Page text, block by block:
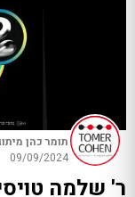
תומר כהן
09/09/2024